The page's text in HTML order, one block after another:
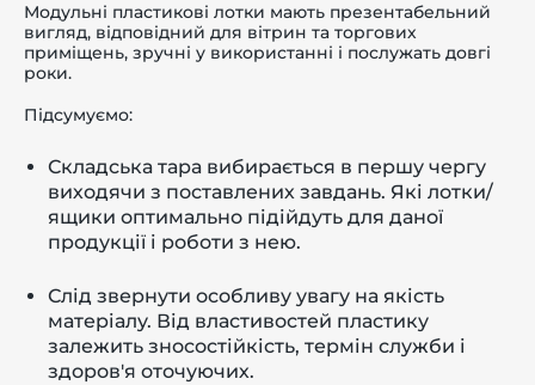
Модульні пластикові лотки мають презентабельний
вигляд, відповідний для вітрин та торгових
приміщень, зручні у використанні і послужать довгі
роки.
Підсумуємо:
Складська тара вибирається в першу чергу
виходячи з поставлених завдань. Які лотки/
ящики оптимально підійдуть для даної
продукції і роботи з нею.
Слід звернути особливу увагу на якість
матеріалу. Від властивостей пластику
залежить зносостійкість, термін служби і
здоров'я оточуючих.